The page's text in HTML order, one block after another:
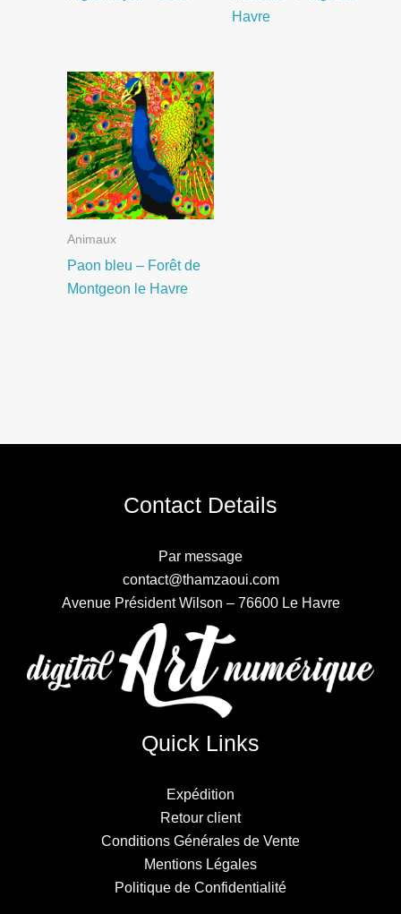
Havre
Animaux
Paon bleu – Forêt de
Montgeon le Havre
Contact Details
Par message
contact@thamzaoui.com
Avenue Président Wilson – 76600 Le Havre
Quick Links
Expédition
Retour client
Conditions Générales de Vente
Mentions Légales
Politique de Confidentialité